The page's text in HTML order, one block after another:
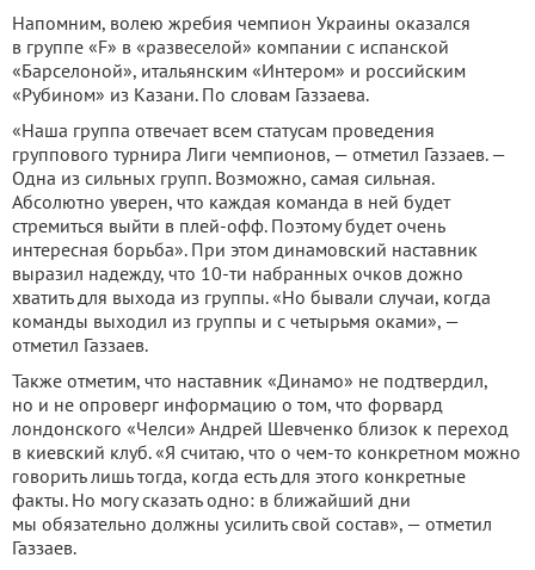
Напомним, волею жребия чемпион Украины оказался
в группе «F» в «развеселой» компании с испанской
«Барселоной», итальянским «Интером» и российским
«Рубином» из Казани. По словам Газзаева.
«Наша группа отвечает всем статусам проведения
группового турнира Лиги чемпионов, — отметил Газзаев. —
Одна из сильных групп. Возможно, самая сильная.
Абсолютно уверен, что каждая команда в ней будет
стремиться выйти в плей-офф. Поэтому будет очень
интересная борьба». При этом динамовский наставник
выразил надежду, что 10-ти набранных очков дожно
хватить для выхода из группы. «Но бывали случаи, когда
команды выходил из группы и с четырьмя оками», —
отметил Газзаев.
Также отметим, что наставник «Динамо» не подтвердил,
но и не опроверг информацию о том, что форвард
лондонского «Челси» Андрей Шевченко близок к переход
в киевский клуб. «Я считаю, что о чем-то конкретном можно
говорить лишь тогда, когда есть для этого конкретные
факты. Но могу сказать одно: в ближайший дни
мы обязательно должны усилить свой состав», — отметил
Газзаев.